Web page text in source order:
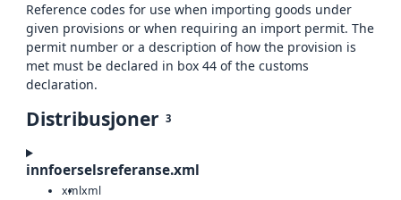
Reference codes for use when importing goods under
given provisions or when requiring an import permit. The
permit number or a description of how the provision is
met must be declared in box 44 of the customs
declaration.
Distribusjoner 3
innfoerselsreferanse.xml
xmlxml